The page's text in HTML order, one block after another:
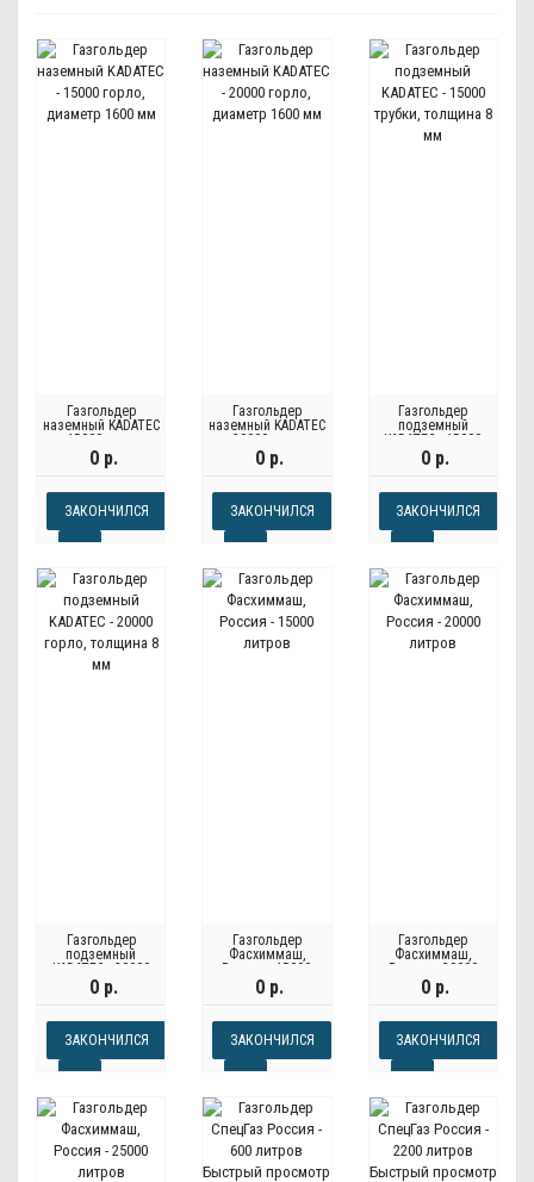
Газгольдер
наземный KADATEC
- 15000 горло,
диаметр 1600 мм
0 р.
ЗАКОНЧИЛСЯ
Газгольдер
наземный KADATEC
- 20000 горло,
диаметр 1600 мм
0 р.
ЗАКОНЧИЛСЯ
Газгольдер
подземный
KADATEC - 15000
трубки, толщина 8
мм
0 р.
ЗАКОНЧИЛСЯ
Газгольдер
подземный
KADATEC - 20000
горло, толщина 8
мм
0 р.
ЗАКОНЧИЛСЯ
Газгольдер
Фасхиммаш,
Россия - 15000
литров
0 р.
ЗАКОНЧИЛСЯ
Газгольдер
Фасхиммаш,
Россия - 20000
литров
0 р.
ЗАКОНЧИЛСЯ
Быстрый просмотр Быстрый просмотр